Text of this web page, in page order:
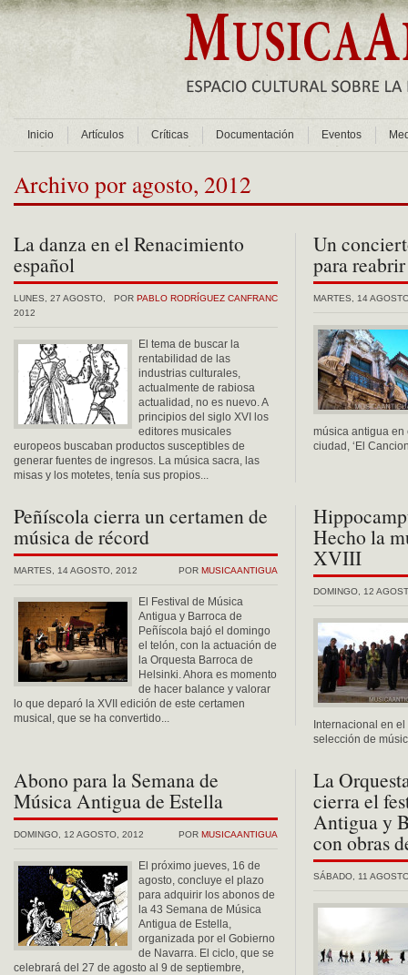
Inicio Artículos Críticas Documentación Eventos
Archivo por agosto, 2012
La danza en el Renacimiento
español
POR PABLO RODRÍGUEZ CANFRANC
LUNES, 27 AGOSTO,
2012
El tema de buscar la
rentabilidad de las
industrias culturales,
actualmente de rabiosa
actualidad, no es nuevo. A
principios del siglo XVI los
editores musicales
europeos buscaban productos susceptibles de
generar fuentes de ingresos. La música sacra, las
misas y los motetes, tenía sus propios...
Un
para
MARTES, 14
música antigua en
ciudad, ‘El
Peñíscola cierra un certamen de
música de récord
POR MUSICAANTIGUA
MARTES, 14 AGOSTO, 2012
El Festival de Música
Antigua y Barroca de
Peñíscola bajó el domingo
el telón, con la actuación de
la Orquesta Barroca de
Helsinki. Ahora es momento
de hacer balance y valorar
lo que deparó la XVII edición de este certamen
musical, que se ha convertido...
Hecho la
XVIII
DOMINGO, 12
Internacional en
selección de
Abono para la Semana de
Música Antigua de Estella
POR MUSICAANTIGUA
DOMINGO, 12 AGOSTO, 2012
El próximo jueves, 16 de
agosto, concluye el plazo
para adquirir los abonos de
la 43 Semana de Música
Antigua de Estella,
organizada por el Gobierno
de Navarra. El ciclo, que se
celebrará del 27 de agosto al 9 de septiembre,
La
cierra el
Antigua y
con obras
SÁBADO, 11